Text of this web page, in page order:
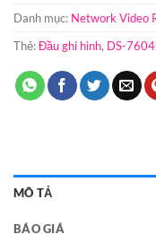
Danh mục: Network Video
Thẻ:Đầu ghi hình, DS-
MÔ TẢ
BÁO GIÁ